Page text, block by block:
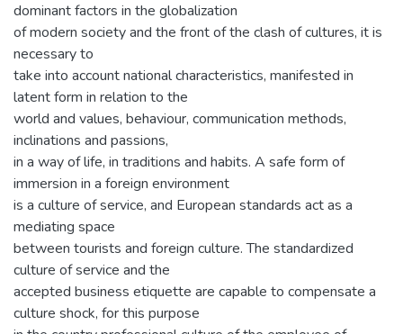
dominant factors in the globalization
of modern society and the front of the clash of cultures, it is
necessary to
take into account national characteristics, manifested in
latent form in relation to the
world and values, behaviour, communication methods,
inclinations and passions,
in a way of life, in traditions and habits. A safe form of
immersion in a foreign environment
is a culture of service, and European standards act as a
mediating space
between tourists and foreign culture. The standardized
culture of service and the
accepted business etiquette are capable to compensate a
culture shock, for this purpose